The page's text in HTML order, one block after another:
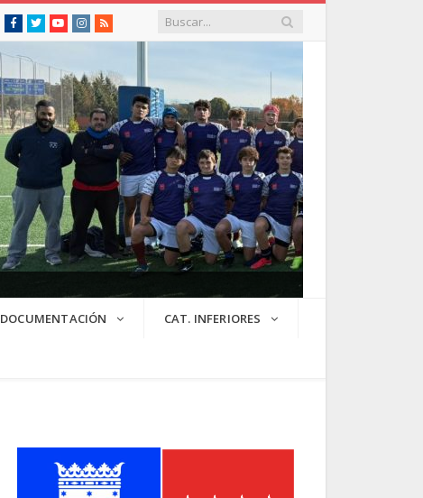
Facebook
Twitter YoutubeInstagram
RSS
DOCUMENTACIÓN CAT. INFERIORES